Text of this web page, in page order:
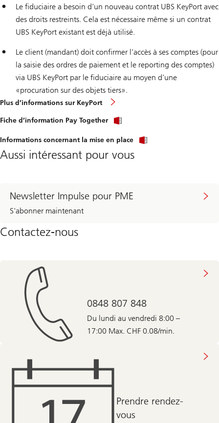
Le fiduciaire a besoin d’un nouveau contrat UBS KeyPort avec
des droits restreints. Cela est nécessaire même si un contrat
UBS KeyPort existant est déjà utilisé.
Le client (mandant) doit confirmer l’accès à ses comptes (pour
la saisie des ordres de paiement et le reporting des comptes)
via UBS KeyPort par le fiduciaire au moyen d’une
«procuration sur des objets tiers».
Plus d’informations sur KeyPort
Fiche d’information Pay Together
Informations concernant la mise en place
Aussi intéressant pour vous
Newsletter Impulse pour PME
S'abonner maintenant
Contactez-nous
0848 807 848
Du lundi au vendredi 8:00 –
17:00 Max. CHF 0.08/min.
Prendre rendez-
vous